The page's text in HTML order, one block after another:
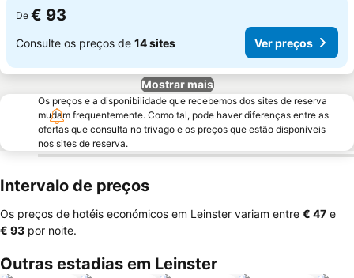
De € 93
Consulte os preços de 14 sites Ver preços
Mostrar mais
Os preços e a disponibilidade que recebemos dos sites de reserva
mudam frequentemente. Como tal, pode haver diferenças entre as
ofertas que consulta no trivago e os preços que estão disponíveis
nos sites de reserva.
Intervalo de preços
Os preços de hotéis económicos em Leinster variam entre ‎€ 47 e
‎€ 93 por noite.
Outras estadias em Leinster